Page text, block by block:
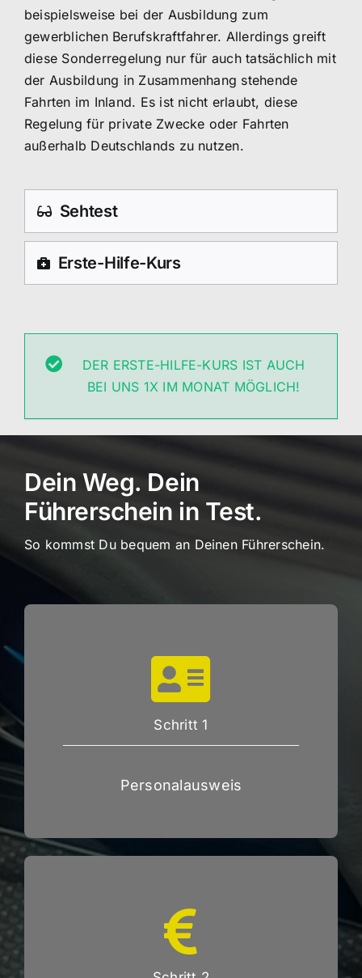
beispielsweise bei der Ausbildung zum
gewerblichen Berufskraftfahrer. Allerdings greift
diese Sonderregelung nur für auch tatsächlich mit
der Ausbildung in Zusammenhang stehende
Fahrten im Inland. Es ist nicht erlaubt, diese
Regelung für private Zwecke oder Fahrten
außerhalb Deutschlands zu nutzen.
Sehtest
Erste-Hilfe-Kurs
DER ERSTE-HILFE-KURS IST AUCH
BEI UNS 1X IM MONAT MÖGLICH!
Dein Weg. Dein
Führerschein in Test.
So kommst Du bequem an Deinen Führerschein.
Schritt 1
Personalausweis